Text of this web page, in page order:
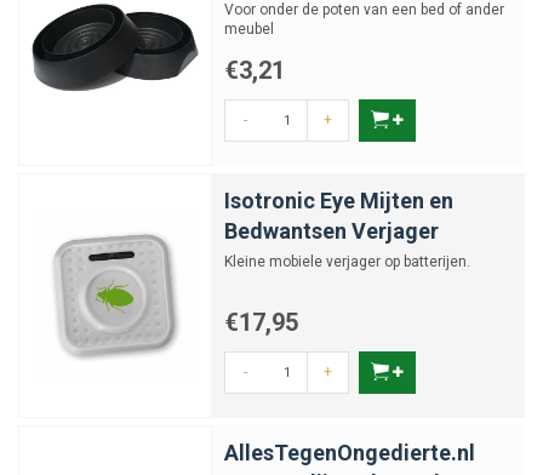
Voor onder de poten van een bed of ander
meubel
€3,21
- +
Isotronic Eye Mijten en
Bedwantsen Verjager
Kleine mobiele verjager op batterijen.
€17,95
- +
AllesTegenOngedierte.nl